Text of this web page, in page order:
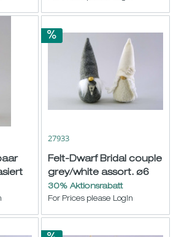
27933
Felt-Dwarf Bridal couple
grey/white assort. ø6
H18cm
30% Aktionsrabatt
For Prices please LogIn